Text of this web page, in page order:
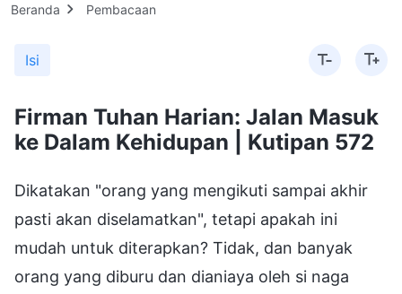
Beranda Pembacaan
Isi
Firman Tuhan Harian: Jalan Masuk
ke Dalam Kehidupan | Kutipan 572
Dikatakan "orang yang mengikuti sampai akhir
pasti akan diselamatkan", tetapi apakah ini
mudah untuk diterapkan? Tidak, dan banyak
orang yang diburu dan dianiaya oleh si naga